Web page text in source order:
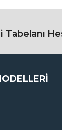
Tabelanı